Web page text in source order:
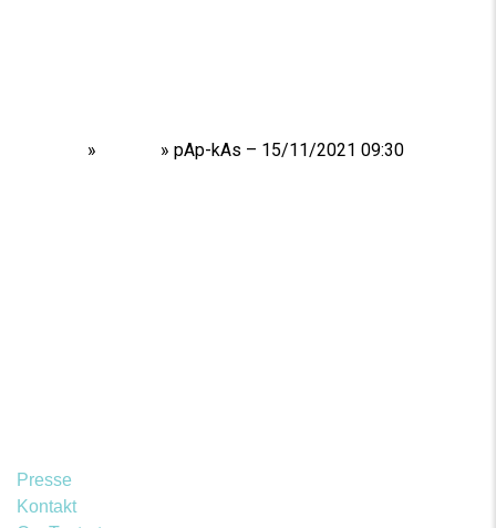
» » pAp-kAs – 15/11/2021 09:30
Presse
Kontakt